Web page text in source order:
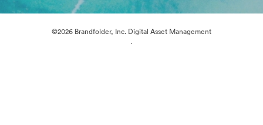
©2026 Brandfolder, Inc. Digital Asset Management
·